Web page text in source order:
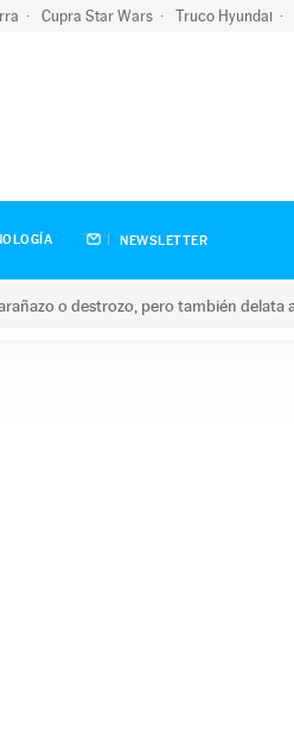
Cupra Star Wars Truco Hyundai
NEWSLETTER
o destrozo, pero también delata